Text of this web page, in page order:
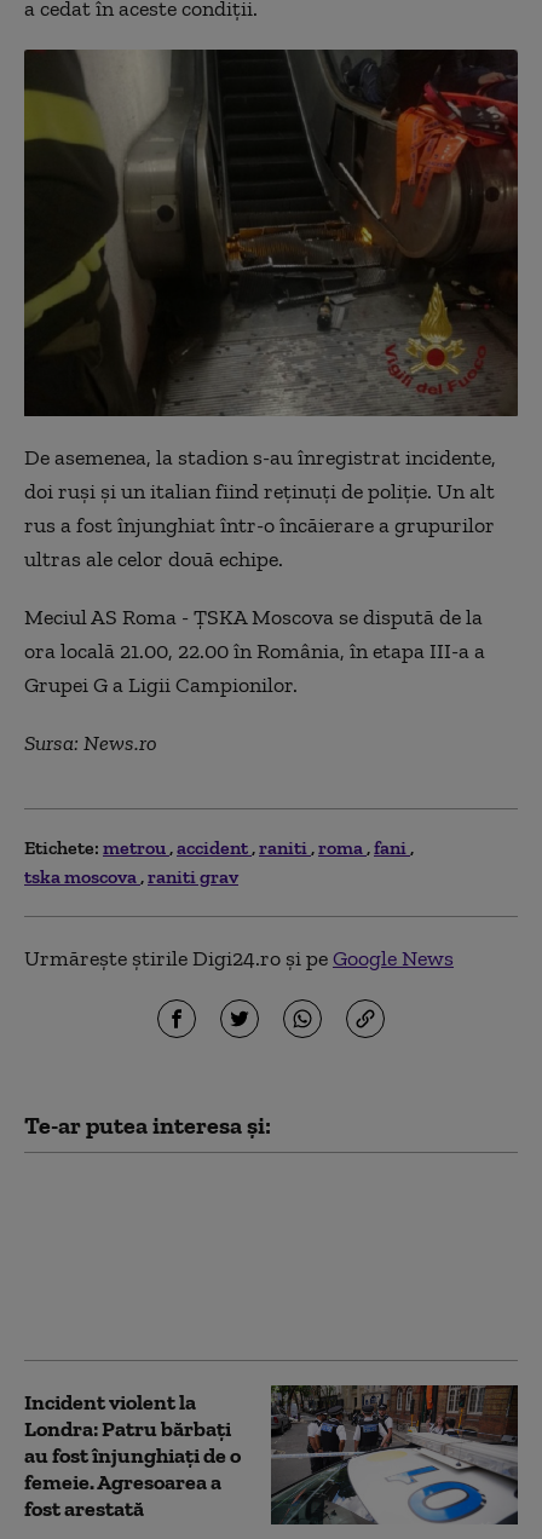
a cedat în aceste condiţii.
De asemenea, la stadion s-au înregistrat incidente,
doi ruşi şi un italian fiind reţinuţi de poliţie. Un alt
rus a fost înjunghiat într-o încăierare a grupurilor
ultras ale celor două echipe.
Meciul AS Roma - ŢSKA Moscova se dispută de la
ora locală 21.00, 22.00 în România, în etapa III-a a
Grupei G a Ligii Campionilor.
Sursa: News.ro
Etichete: metrou accident raniti roma fani
tska moscova raniti grav
Urmărește știrile Digi24.ro și peGoogle News
Te-ar putea interesa și:
Incident violent la
Londra: Patru bărbaţi
au fost înjunghiaţi de o
femeie. Agresoarea a
fost arestată